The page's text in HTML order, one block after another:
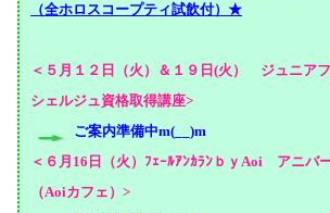
（全ホロスコープティ試飲付）★
＜５月１２日（火）＆１９日(火） ジュニア
シェルジュ資格取得講座>
ご案内準備中m(__)m
＜６月16日（火）ﾌｪｰﾙｱﾝｶﾗﾝｂｙAoi アニバ
（Aoiカフェ）>